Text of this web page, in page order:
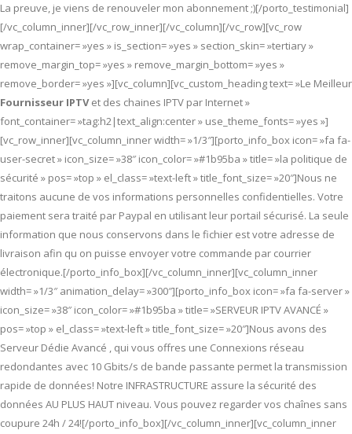
La preuve, je viens de renouveler mon abonnement ;)[/porto_testimonial]
[/vc_column_inner][/vc_row_inner][/vc_column][/vc_row][vc_row
wrap_container= »yes » is_section= »yes » section_skin= »tertiary »
remove_margin_top= »yes » remove_margin_bottom= »yes »
remove_border= »yes »][vc_column][vc_custom_heading text= »Le Meilleur
Fournisseur IPTVet des chaines IPTV par Internet »
font_container= »tag:h2|text_align:center » use_theme_fonts= »yes »]
[vc_row_inner][vc_column_inner width= »1/3″][porto_info_box icon= »fa fa-
user-secret » icon_size= »38″ icon_color= »#1b95ba » title= »la politique de
sécurité » pos= »top » el_class= »text-left » title_font_size= »20″]Nous ne
traitons aucune de vos informations personnelles confidentielles. Votre
paiement sera traité par Paypal en utilisant leur portail sécurisé. La seule
information que nous conservons dans le fichier est votre adresse de
livraison afin qu on puisse envoyer votre commande par courrier
électronique.[/porto_info_box][/vc_column_inner][vc_column_inner
width= »1/3″ animation_delay= »300″][porto_info_box icon= »fa fa-server »
icon_size= »38″ icon_color= »#1b95ba » title= »SERVEUR IPTV AVANCÉ »
pos= »top » el_class= »text-left » title_font_size= »20″]Nous avons des
Serveur Dédie Avancé , qui vous offres une Connexions réseau
redondantes avec 10 Gbits/s de bande passante permet la transmission
rapide de données! Notre INFRASTRUCTURE assure la sécurité des
données AU PLUS HAUT niveau. Vous pouvez regarder vos chaînes sans
coupure 24h / 24![/porto_info_box][/vc_column_inner][vc_column_inner